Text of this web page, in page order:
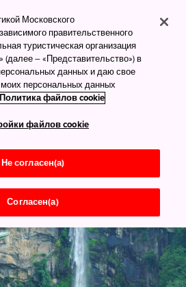
Московского
правительственного
туристическая организация
– «Представительство») в
данных и даю свое
моих персональных данных
Политика файлов cookie
файлов cookie
Не согласен(а)
Согласен(а)